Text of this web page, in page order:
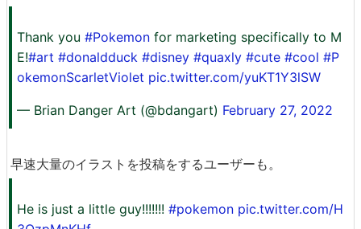
Thank you #Pokemon for marketing specifically to M
E!#art #donaldduck #disney #quaxly #cute #cool #P
okemonScarletViolet pic.twitter.com/yuKT1Y3lSW
— Brian Danger Art (@bdangart) February 27, 2022
早速大量のイラストを投稿をするユーザーも。
He is just a little guy!!!!!!! #pokemon pic.twitter.com/H